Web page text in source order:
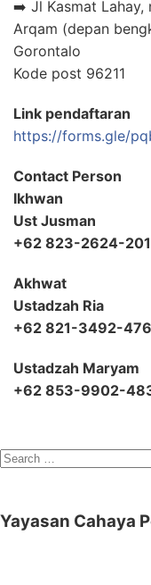
➡️ Jl Kasmat Lahay,
Arqam (depan
Gorontalo
Kode post 96211
Link pendaftaran
https://forms.gle/
Contact Person
Ikhwan
Ust Jusman
+62 823-2624-
Akhwat
Ustadzah Ria
+62 821-3492-
Ustadzah Maryam
+62 853-9902-
Search
Yayasan Cahaya